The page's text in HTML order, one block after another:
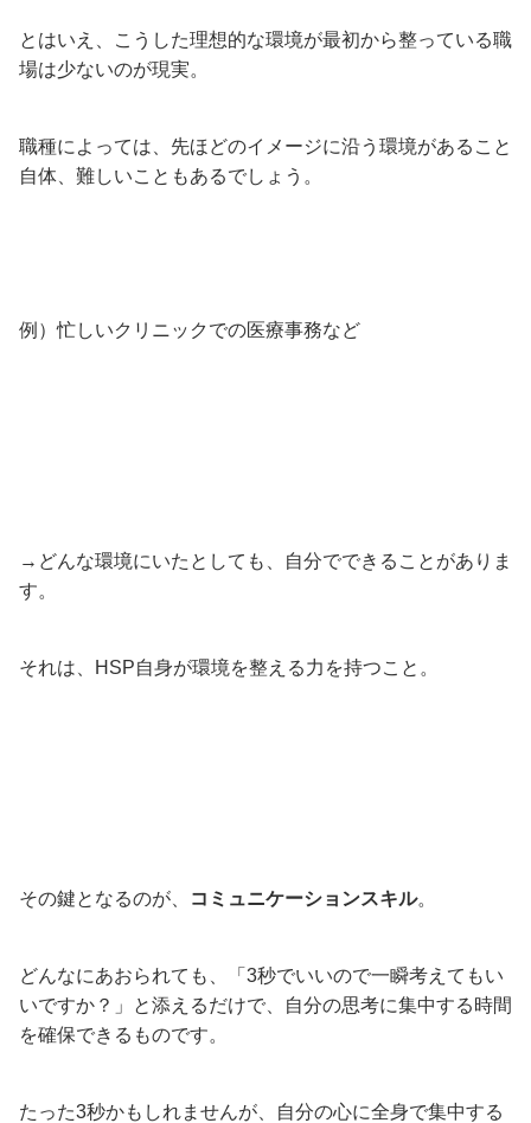
とはいえ、こうした理想的な環境が最初から整っている職
場は少ないのが現実。
職種によっては、先ほどのイメージに沿う環境があること
自体、難しいこともあるでしょう。
例）忙しいクリニックでの医療事務など
→どんな環境にいたとしても、自分でできることがありま
す。
それは、HSP自身が環境を整える力を持つこと。
その鍵となるのが、 コミュニケーションスキル。
どんなにあおられても、「3秒でいいので一瞬考えてもい
いですか？」と添えるだけで、自分の思考に集中する時間
を確保できるものです。
たった3秒かもしれませんが、自分の心に全身で集中する